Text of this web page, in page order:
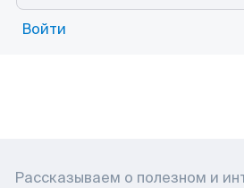
Войти
Рассказываем о полезном и